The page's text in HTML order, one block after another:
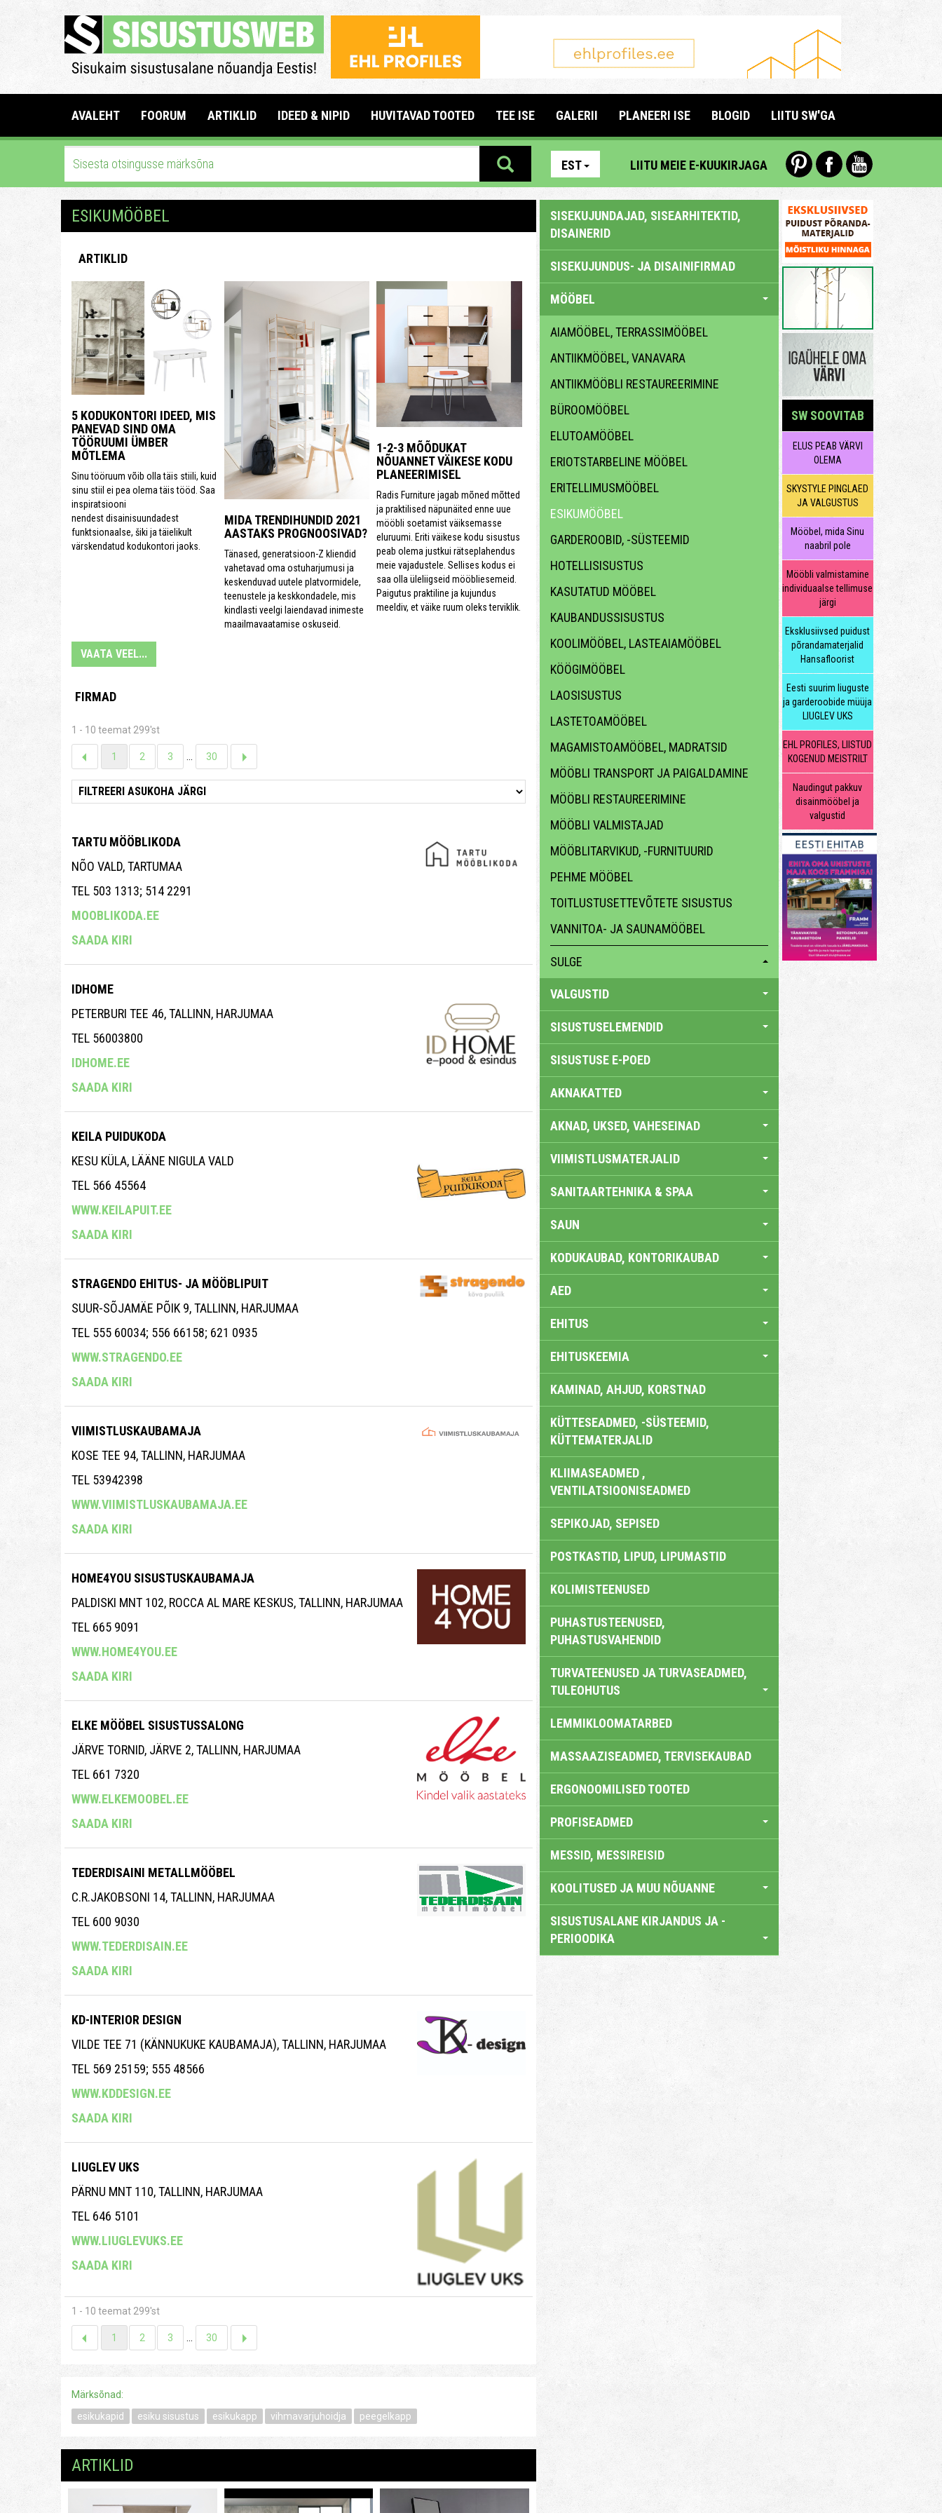
AVALEHT FOORUM ARTIKLID IDEED & NIPID HUVITAVAD TOOTED TEE ISE GALERII PLANEERI ISE BLOGID LIITU SW'GA
EST LIITU MEIE E-KUUKIRJAGA
ESIKUMÖÖBEL
ARTIKLID
5 KODUKONTORI IDEED, MIS
PANEVAD SIND OMA
TÖÖRUUMI ÜMBER
MÕTLEMA
Sinu tööruum võib olla täis stiili, kuid
sinu stiil ei pea olema täis tööd. Saa
inspiratsiooni
nendest disainisuundadest
funktsionaalse, šiki ja täielikult
värskendatud kodukontori jaoks.
MIDA TRENDIHUNDID 2021
AASTAKS PROGNOOSIVAD?
Tänased, generatsioon-Z kliendid
vahetavad oma ostuharjumusi ja
keskenduvad uutele platvormidele,
teenustele ja keskkondadele, mis
kindlasti veelgi laiendavad inimeste
maailmavaatamise oskuseid.
1-2-3 MÕÕDUKAT
NÕUANNET VÄIKESE KODU
PLANEERIMISEL
Radis Furniture jagab mõned mõtted
ja praktilised näpunäited enne uue
mööbli soetamist väiksemasse
eluruumi. Eriti väikese kodu sisustus
peab olema justkui rätseplahendus
meie vajadustele. Sellises kodus ei
saa olla üleliigseid mööbliesemeid.
Paigutus praktiline ja kujundus
meeldiv, et väike ruum oleks terviklik.
VAATA VEEL...
FIRMAD
1 - 10 teemat 299'st
1 2 3 30
TARTU MÖÖBLIKODA
NÕO VALD, TARTUMAA
TEL 503 1313; 514 2291
MOOBLIKODA.EE
SAADA KIRI
IDHOME
PETERBURI TEE 46, TALLINN, HARJUMAA
TEL 56003800
IDHOME.EE
SAADA KIRI
KEILA PUIDUKODA
KESU KÜLA, LÄÄNE NIGULA VALD
TEL 566 45564
WWW.KEILAPUIT.EE
SAADA KIRI
STRAGENDO EHITUS- JA MÖÖBLIPUIT
SUUR-SÕJAMÄE PÕIK 9, TALLINN, HARJUMAA
TEL 555 60034; 556 66158; 621 0935
WWW.STRAGENDO.EE
SAADA KIRI
VIIMISTLUSKAUBAMAJA
KOSE TEE 94, TALLINN, HARJUMAA
TEL 53942398
WWW.VIIMISTLUSKAUBAMAJA.EE
SAADA KIRI
HOME4YOU SISUSTUSKAUBAMAJA
PALDISKI MNT 102, ROCCA AL MARE KESKUS, TALLINN, HARJUMAA
TEL 665 9091
WWW.HOME4YOU.EE
SAADA KIRI
ELKE MÖÖBEL SISUSTUSSALONG
JÄRVE TORNID, JÄRVE 2, TALLINN, HARJUMAA
TEL 661 7320
WWW.ELKEMOOBEL.EE
SAADA KIRI
TEDERDISAINI METALLMÖÖBEL
C.R.JAKOBSONI 14, TALLINN, HARJUMAA
TEL 600 9030
WWW.TEDERDISAIN.EE
SAADA KIRI
KD-INTERIOR DESIGN
VILDE TEE 71 (KÄNNUKUKE KAUBAMAJA), TALLINN, HARJUMAA
TEL 569 25159; 555 48566
WWW.KDDESIGN.EE
SAADA KIRI
LIUGLEV UKS
PÄRNU MNT 110, TALLINN, HARJUMAA
TEL 646 5101
WWW.LIUGLEVUKS.EE
SAADA KIRI
1 - 10 teemat 299'st
1 2 3 30
Märksõnad:
esikukapid
esiku sisustus esikukapp vihmavarjuhoidja peegelkapp
ARTIKLID
SISEKUJUNDAJAD, SISEARHITEKTID,
DISAINERID
SISEKUJUNDUS- JA DISAINIFIRMAD
MÖÖBEL
AIAMÖÖBEL, TERRASSIMÖÖBEL
ANTIIKMÖÖBEL, VANAVARA
ANTIIKMÖÖBLI RESTAUREERIMINE
BÜROOMÖÖBEL
ELUTOAMÖÖBEL
ERIOTSTARBELINE MÖÖBEL
ERITELLIMUSMÖÖBEL
ESIKUMÖÖBEL
GARDEROOBID, -SÜSTEEMID
HOTELLISISUSTUS
KASUTATUD MÖÖBEL
KAUBANDUSSISUSTUS
KOOLIMÖÖBEL, LASTEAIAMÖÖBEL
KÖÖGIMÖÖBEL
LAOSISUSTUS
LASTETOAMÖÖBEL
MAGAMISTOAMÖÖBEL, MADRATSID
MÖÖBLI TRANSPORT JA PAIGALDAMINE
MÖÖBLI RESTAUREERIMINE
MÖÖBLI VALMISTAJAD
MÖÖBLITARVIKUD, -FURNITUURID
PEHME MÖÖBEL
TOITLUSTUSETTEVÕTETE SISUSTUS
VANNITOA- JA SAUNAMÖÖBEL
SULGE
VALGUSTID
SISUSTUSELEMENDID
SISUSTUSE E-POED
AKNAKATTED
AKNAD, UKSED, VAHESEINAD
VIIMISTLUSMATERJALID
SANITAARTEHNIKA & SPAA
SAUN
KODUKAUBAD, KONTORIKAUBAD
AED
EHITUS
EHITUSKEEMIA
KAMINAD, AHJUD, KORSTNAD
KÜTTESEADMED, -SÜSTEEMID,
KÜTTEMATERJALID
KLIIMASEADMED ,
VENTILATSIOONISEADMED
SEPIKOJAD, SEPISED
POSTKASTID, LIPUD, LIPUMASTID
KOLIMISTEENUSED
PUHASTUSTEENUSED,
PUHASTUSVAHENDID
TURVATEENUSED JA TURVASEADMED,
TULEOHUTUS
LEMMIKLOOMATARBED
MASSAAZISEADMED, TERVISEKAUBAD
ERGONOOMILISED TOOTED
PROFISEADMED
MESSID, MESSIREISID
KOOLITUSED JA MUU NÕUANNE
SISUSTUSALANE KIRJANDUS JA -
PERIOODIKA
SW SOOVITAB
ELUS PEAB VÄRVI
OLEMA
SKYSTYLE PINGLAED
JA VALGUSTUS
Mööbel, mida Sinu
naabril pole
Mööbli valmistamine
individuaalse tellimuse
järgi
Eksklusiivsed puidust
põrandamaterjalid
Hansafloorist
Eesti suurim liuguste
ja garderoobide müüja
LIUGLEV UKS
EHL PROFILES, LIISTUD
KOGENUD MEISTRILT
Naudingut pakkuv
disainmööbel ja
valgustid